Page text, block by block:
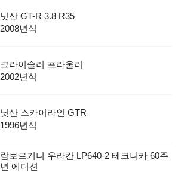
닛산 GT-R 3.8 R35
2008년식
크라이슬러 프라울러
2002년식
닛산 스카이라인 GTR
1996년식
람보르기니 우라칸 LP640-2 테크니카 60주
년 에디션